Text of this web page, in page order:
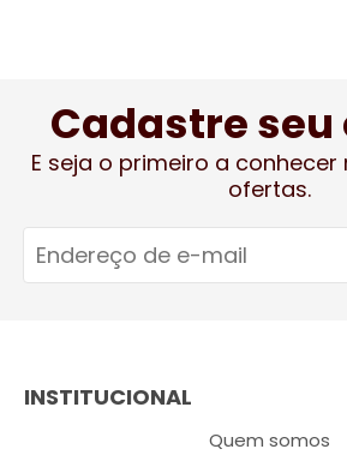
Cadastre
E seja o primeiro a
ofertas.
INSTITUCIONAL
Quem somos